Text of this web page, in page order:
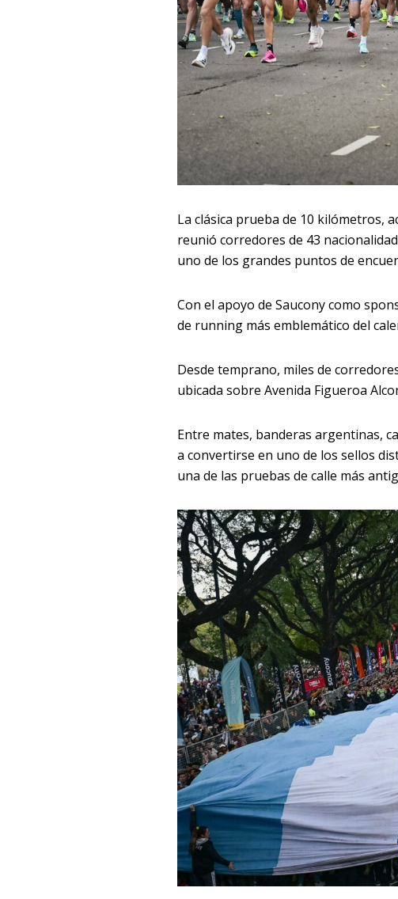
La clásica prueba de 10 kilómetros,
reunió corredores de 43
uno de los grandes puntos de
Con el apoyo de Saucony como
de running más emblemático del
Desde temprano, miles de
ubicada sobre Avenida Figueroa
Entre mates, banderas argentinas,
a convertirse en uno de los sellos
una de las pruebas de calle más